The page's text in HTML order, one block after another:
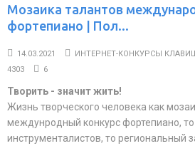
Мозаика талантов
фортепиано | Пол...
14.03.2021
ИНТЕРНЕТ-КОНКУРСЫ
4303
6
Творить - значит жить!
Жизнь творческого человека как
междунродный конкурс фортепиано, то
инструменталистов, то региональный